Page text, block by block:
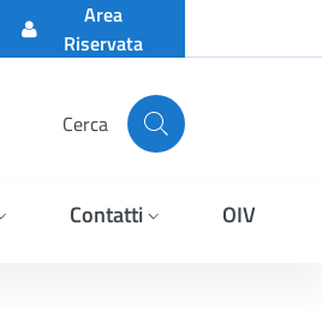
Area
Riservata
Cerca
Contatti OIV